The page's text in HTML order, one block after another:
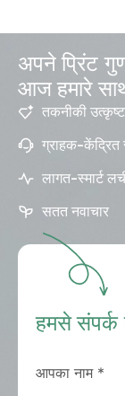
अपने प्रिंट
आज हमारे
तकनीकी
ग्राहक-केंद्रित
लागत-स्मार्ट
सतत नवाचार
हमसे
आपका नाम *